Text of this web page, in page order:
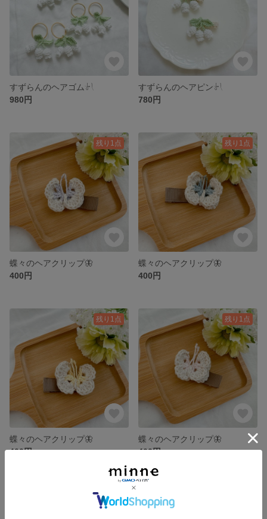
すずらんのヘアゴム‎‪𓍯 ‬
980円
すずらんのヘアピン‎‪𓍯 ‬
780円
残り1点
蝶々のヘアクリップ🦋‪
400円
残り1点
蝶々のヘアクリップ🦋‪
400円
残り1点
蝶々のヘアクリップ🦋‪
400円
残り1点
蝶々のヘアクリップ🦋‪
400円